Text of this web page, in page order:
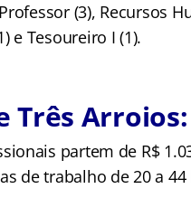
(3), Recursos
e Tesoureiro I (1).
Três
partem de R$
de trabalho de 20 a